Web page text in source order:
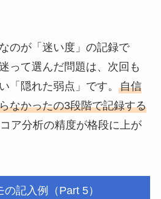
のが「迷い度」の記録で
って選んだ問題は、次回も
「隠れた弱点」です。 自信
なかったの3段階で記録する
ア分析の精度が格段に上が
の記入例（Part 5）